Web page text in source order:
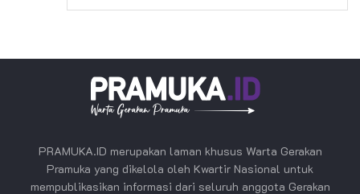
PRAMUKA.ID merupakan laman khusus Warta Gerakan
Pramuka yang dikelola oleh Kwartir Nasional untuk
mempublikasikan informasi dari seluruh anggota Gerakan